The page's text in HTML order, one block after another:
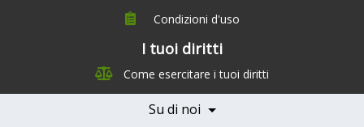
Condizioni d'uso
I tuoi diritti
Come esercitare i tuoi diritti
Su di noi
Management Team
Team Nutrizione
Testimonials